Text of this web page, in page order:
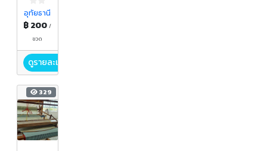
อุทัยธานี
฿ 200/
ขวด
ดูรายละเอียด
329